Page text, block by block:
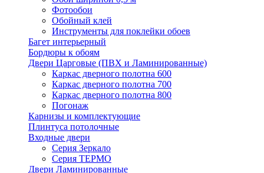
Фотообои
Обойный клей
Инструменты для поклейки обоев
Багет интерьерный
Бордюры к обоям
Двери Царговые (ПВХ и Ламинированные)
Каркас дверного полотна 600
Каркас дверного полотна 700
Каркас дверного полотна 800
Погонаж
Карнизы и комплектующие
Плинтуса потолочные
Входные двери
Серия Зеркало
Серия ТЕРМО
Двери Ламинированные